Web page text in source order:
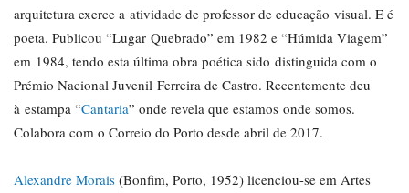
arquitetura exerce a atividade de professor de educação visual. E é
poeta. Publicou “Lugar Quebrado” em 1982 e “Húmida Viagem”
em 1984, tendo esta última obra poética sido distinguida com o
Prémio Nacional Juvenil Ferreira de Castro. Recentemente deu
à estampa “Cantaria” onde revela que estamos onde somos.
Colabora com o Correio do Porto desde abril de 2017.
Alexandre Morais (Bonfim, Porto, 1952) licenciou-se em Artes